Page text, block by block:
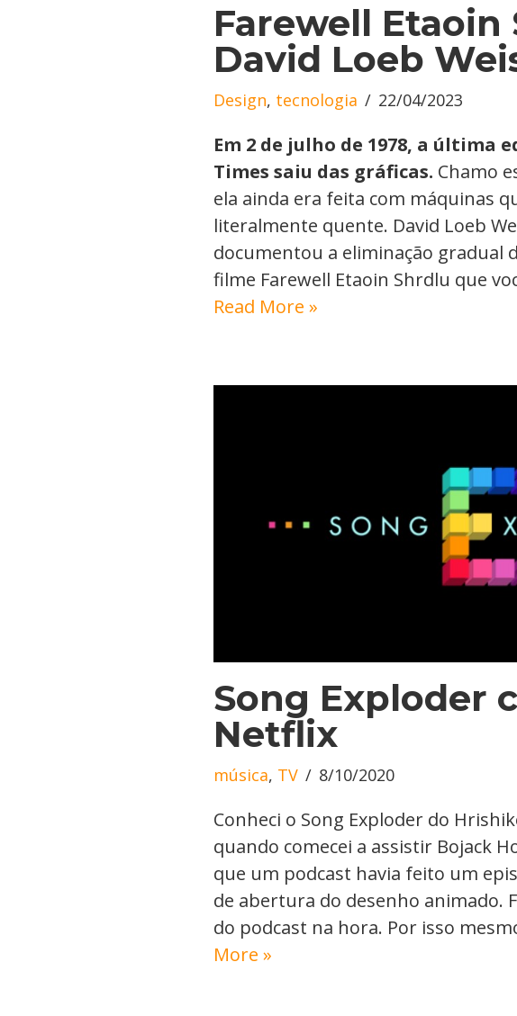
Farewell Etaoin
David Loeb
Design, tecnologia 22/04/2023
Em 2 de julho de 1978, a última
Times saiu das gráficas. Chamo
ela ainda era feita com máquinas
literalmente quente. David Loeb
documentou a eliminação gradual
filme Farewell Etaoin Shrdlu que
Read More »
Song Exploder
Netflix
música, TV 8/10/2020
Conheci o Song Exploder do
quando comecei a assistir Bojack
que um podcast havia feito um
de abertura do desenho animado.
do podcast na hora. Por isso
More »